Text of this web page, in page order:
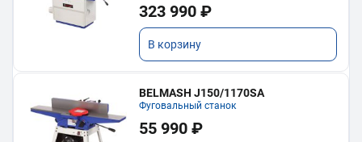
323 990 ₽
В корзину
BELMASH J150/1170SA
Фуговальный станок
55 990 ₽